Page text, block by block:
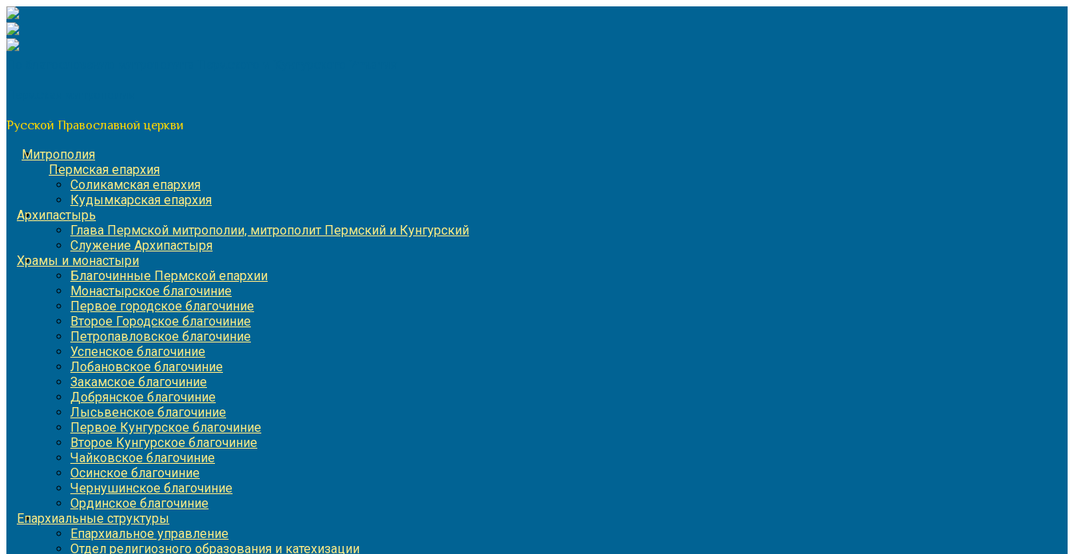
Перейти
к
содержимому
Русской Православной церкви
Митрополия
Пермская епархия
Соликамская епархия
Кудымкарская епархия
Архипастырь
Глава Пермской митрополии, митрополит Пермский и Кунгурский
Служение Архипастыря
Храмы и монастыри
Благочинные Пермской епархии
Монастырское благочиние
Первое городское благочиние
Второе Городское благочиние
Петропавловское благочиние
Успенское благочиние
Лобановское благочиние
Закамское благочиние
Добрянское благочиние
Лысьвенское благочиние
Первое Кунгурское благочиние
Второе Кунгурское благочиние
Чайковское благочиние
Осинское благочиние
Чернушинское благочиние
Ординское благочиние
Епархиальные структуры
Епархиальное управление
Отдел религиозного образования и катехизации